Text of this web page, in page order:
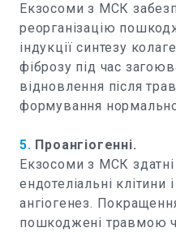
Екзосоми з МСК
реорганізацію
індукції синтезу
фіброзу під час
відновлення після
формування
5. Проангіогенні.
Екзосоми з МСК здатні
ендотеліальні
ангіогенез.
пошкоджені травмою